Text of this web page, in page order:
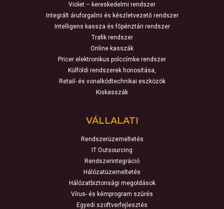
Violet – kereskedelmi rendszer
Integrált áruforgalmi és készletvezető rendszer
Intelligens kassza és főpénztári rendszer
Trafik rendszer
Online kasszák
Pricer elektronikus polccímke rendszer
Külföldi rendszerek honosítása,
Retail- és vonalkódtechnikai eszközök
Kiskasszák
VÁLLALATI
Rendszerüzemeltetés
IT Outsourcing
Rendszerintegráció
Hálózatüzemeltetés
Hálózatbiztonsági megoldások
Vírus- és kémprogram szűrés
Egyedi szoftverfejlesztés